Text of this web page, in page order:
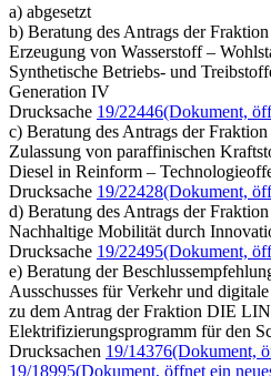
a) abgesetzt
b) Beratung des Antrags der
Erzeugung von Wasserstoff –
Synthetische Betriebs- und
Generation IV
Drucksache 19/22446(Dokument,
c) Beratung des Antrags der
Zulassung von paraffinischen
Diesel in Reinform –
Drucksache 19/22428(Dokument,
d) Beratung des Antrags der
Nachhaltige Mobilität durch
Drucksache 19/22495(Dokument,
e) Beratung der
Ausschusses für Verkehr und
zu dem Antrag der Fraktion DIE
Elektrifizierungsprogramm für den
Drucksachen 19/14376(Dokument,
19/18995(Dokument, öffnet ein